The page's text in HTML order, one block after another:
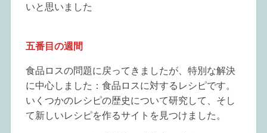
いと思いました
五番目の週間
食品ロスの問題に戻ってきましたが、特別な解決
に中心しました：食品ロスに対するレシピです。
いくつかのレシピの歴史について研究して、そし
て新しいレシピを作るサイトを見つけました。